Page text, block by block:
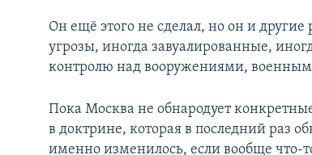
Он ещё этого не сделал, но он и
угрозы, иногда завуалированные,
контролю над вооружениями,
Пока Москва не обнародует
в доктрине, которая в последний раз
именно изменилось, если вообще что-